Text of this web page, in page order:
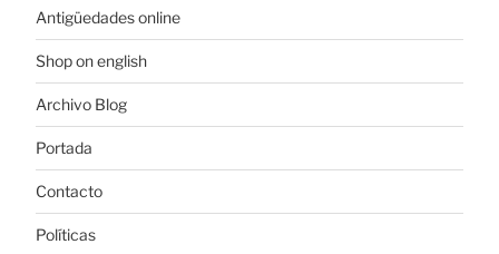
Antigüedades online
Shop on english
Archivo Blog
Portada
Contacto
Políticas